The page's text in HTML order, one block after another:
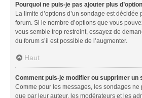
Pourquoi ne puis-je pas ajouter plus
La limite d’options d’un sondage est
forum. Si le nombre d’options que vous
vous semble trop restreint, essayez de
du forum s’il est possible de l’augmenter.
Haut
Comment puis-je modifier ou supprimer un
Comme pour les messages, les sondages ne
que par leur auteur, les modérateurs et les